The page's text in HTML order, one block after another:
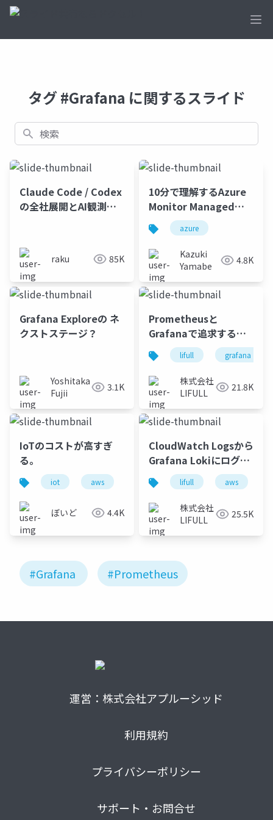
タグ #Grafana に関するスライド
検索
Claude Code / Codex
の全社展開とAI観測基
raku 85K
10分で理解するAzure
Monitor Managed
Service for
Prometheus & Azure
Managed Grafana
azure
Kazuki
Yamabe
4.8K
Grafana Exploreの ネ
クストステージ？
Yoshitaka
Fujii
3.1K
Prometheusと
Grafanaで追求する、
より良いアプリケーシ
ョンの可観測性
lifull grafana
株式会社
LIFULL
21.8K
IoTのコストが高すぎ
る。
iot aws ambient mdash
ぼいど 4.4K
CloudWatch Logsから
Grafana Lokiにログ基
盤を移行lifull aws
株式会社
LIFULL
25.5K
#Grafana #Prometheus
運営：株式会社アプルーシッド
利用規約
プライバシーポリシー
サポート・お問合せ